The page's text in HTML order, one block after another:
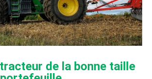
de la bonne taille